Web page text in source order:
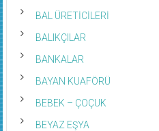
BAL ÜRETİCİLERİ
BALIKÇILAR
BANKALAR
BAYAN KUAFÖRÜ
BEBEK – ÇOÇUK
BEYAZ EŞYA